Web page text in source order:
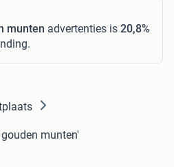
munten advertenties is 20,8%
munten'